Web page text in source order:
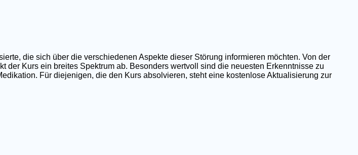
die sich über die verschiedenen Aspekte dieser Störung informieren möchten. Von der
Kurs ein breites Spektrum ab. Besonders wertvoll sind die neuesten Erkenntnisse zu
Für diejenigen, die den Kurs absolvieren, steht eine kostenlose Aktualisierung zur